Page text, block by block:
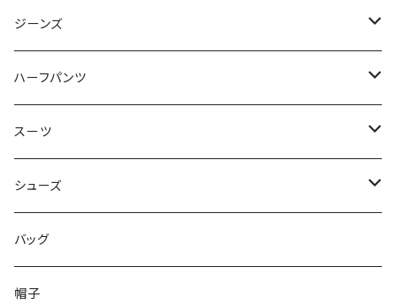
50/XL～
48/L
50/XL～
46/M
48/L
50/XL～
～44/S
46/M
48/L
50/XL～
ジーンズ
～44/S
46/M
48/L
50/XL～
ハーフパンツ
～44/S
46/M
48/L
50/XL～
スーツ
～44/S
46/M
48/L
シューズ
～25.5cm
26cm～
バッグ
帽子